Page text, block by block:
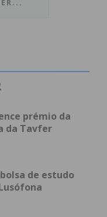
a equipa da
parte dos rubro-
do Portimonense.
prémio da
da Tavfer
de estudo